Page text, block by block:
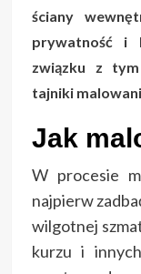
ściany
prywatność i
związku z
tajniki
Jak
W procesie
najpierw
wilgotnej
kurzu i